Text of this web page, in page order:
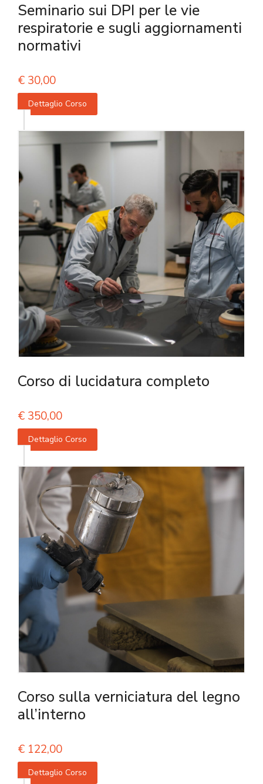
Seminario sui DPI per le vie
respiratorie e sugli aggiornamenti
normativi
€ 30,00
Dettaglio Corso
Corso di lucidatura completo
€ 350,00
Dettaglio Corso
Corso sulla verniciatura del legno
all’interno
€ 122,00
Dettaglio Corso